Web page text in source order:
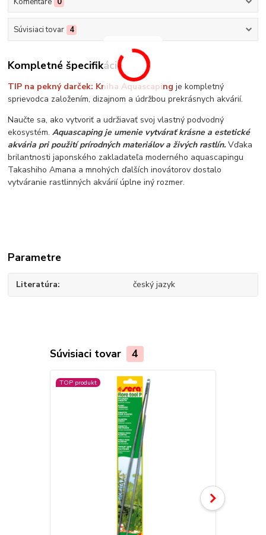
Súvisiaci tovar 4
Kompletné špecifikácie
TIP na pekný darček: Kniha Aquascaping je kompletný
sprievodca založením, dizajnom a údržbou prekrásnych akvárií.
Naučte sa, ako vytvoriť a udržiavať svoj vlastný podvodný
ekosystém.Aquascaping je umenie vytvárať krásne a estetické
akvária pri použití prírodných materiálov a živých rastlín.Vďaka
brilantnosti japonského zakladateľa moderného aquascapingu
Takashiho Amana a mnohých ďalších inovátorov dostalo
vytváranie rastlinných akvárií úplne iný rozmer.
Parametre
Literatúra český jazyk
Súvisiaci tovar 4
TOP produkt